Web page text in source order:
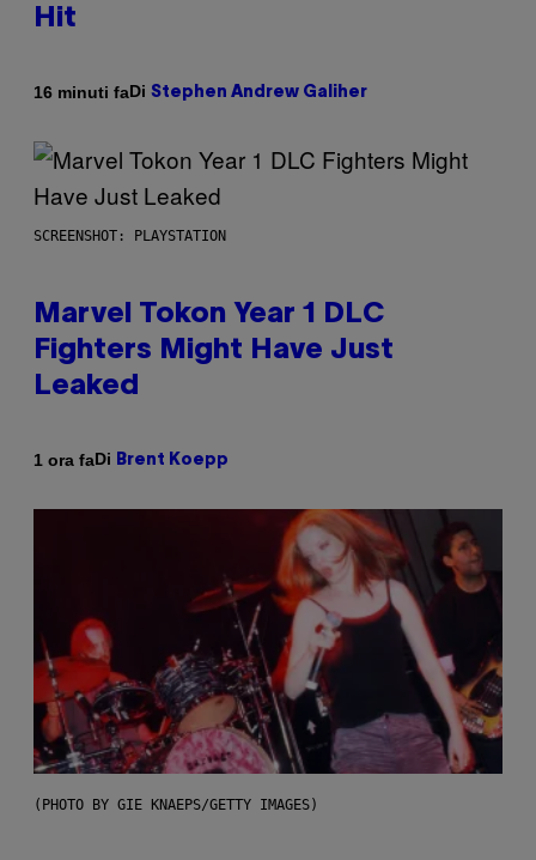
Hit
16 minuti faDi Stephen Andrew Galiher
SCREENSHOT: PLAYSTATION
Marvel Tokon Year 1 DLC
Fighters Might Have Just
Leaked
1 ora faDi Brent Koepp
(PHOTO BY GIE KNAEPS/GETTY IMAGES)